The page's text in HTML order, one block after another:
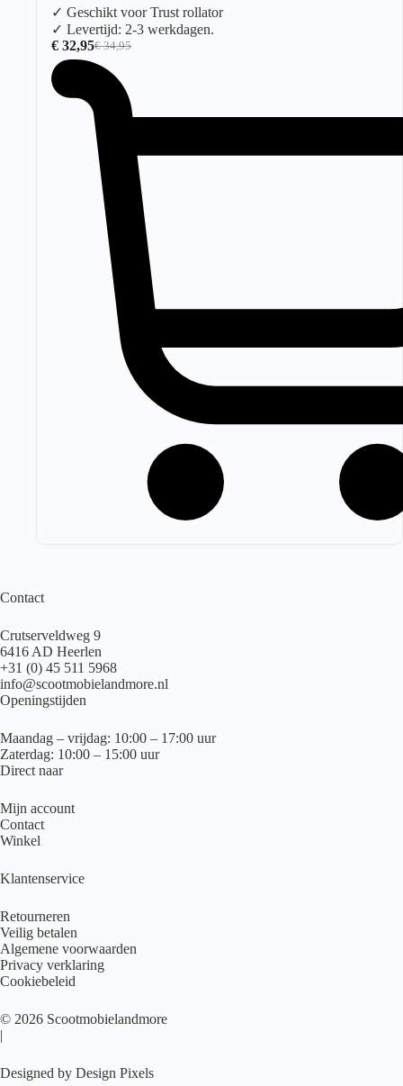
✓ Geschikt voor Trust rollator
✓ Levertijd: 2-3 werkdagen.
€34,95
Oorspronkelijke
prijs
€ 34,95.
€ 32,95Huidige
prijs
€ 32,95.
Contact
Crutserveldweg 9
6416 AD Heerlen
+31 (0) 45 511 5968
info@scootmobielandmore.nl
Openingstijden
Maandag – vrijdag: 10:00 – 17:00 uur
Zaterdag: 10:00 – 15:00 uur
Direct naar
Mijn account
Contact
Winkel
Klantenservice
Retourneren
Veilig betalen
Algemene voorwaarden
Privacy verklaring
Cookiebeleid
© 2026 Scootmobielandmore
Designed by Design Pixels